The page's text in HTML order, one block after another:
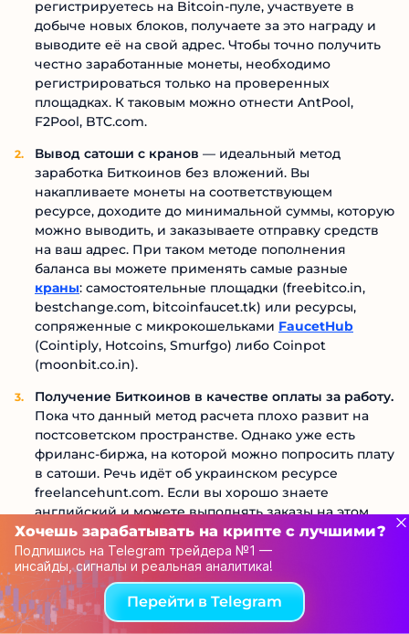
регистрируетесь на Bitcoin-пуле, участвуете в
добыче новых блоков, получаете за это награду и
выводите её на свой адрес. Чтобы точно получить
честно заработанные монеты, необходимо
регистрироваться только на проверенных
площадках. К таковым можно отнести AntPool,
F2Pool, BTC.com.
Вывод сатоши с кранов — идеальный метод
заработка Биткоинов без вложений. Вы
накапливаете монеты на соответствующем
ресурсе, доходите до минимальной суммы, которую
можно выводить, и заказываете отправку средств
на ваш адрес. При таком методе пополнения
баланса вы можете применять самые разные
краны: самостоятельные площадки (freebitco.in,
bestchange.com, bitcoinfaucet.tk) или ресурсы,
сопряженные с микрокошельками FaucetHub
(Cointiply, Hotcoins, Smurfgo) либо Coinpot
(moonbit.co.in).
Получение Биткоинов в качестве оплаты за работу.
Пока что данный метод расчета плохо развит на
постсоветском пространстве. Однако уже есть
фриланс-биржа, на которой можно попросить плату
в сатоши. Речь идёт об украинском ресурсе
freelancehunt.com. Если вы хорошо знаете
английский и можете выполнять заказы на этом
языке, можете воспользоваться такими сервисами,
как CryptoGrind и XBT Freelancer.
Покупка BTC на бирже.Тут всё просто — создаёте
аккаунт на криптобирже (например, на той же
Exmo
), покупаете определённое количество сатоши
Хочешь зарабатывать на крипте с лучшими?
Подпишись на Telegram трейдера №1 —
инсайды, сигналы и реальная аналитика!
Перейти в Telegram